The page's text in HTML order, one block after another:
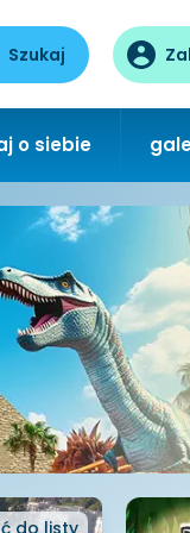
Szukaj
o siebie
do listy